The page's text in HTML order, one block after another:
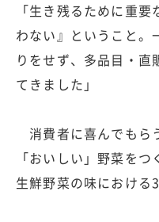
「生き残るために重
わない』ということ。
りをせず、多品目・直
てきました」
消費者に喜んでもら
「おいしい」野菜をつ
生鮮野菜の味における